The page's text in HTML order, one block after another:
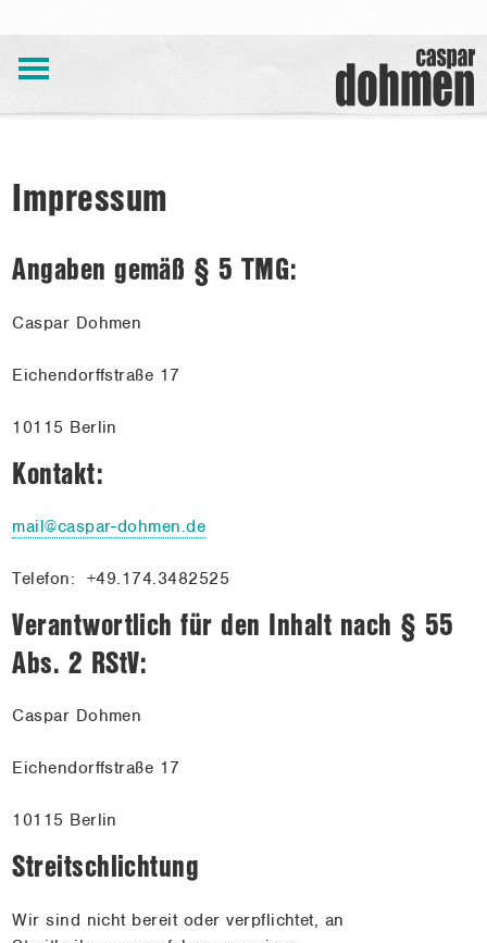
Aktuelles
Archiv
Bücher
Über
mich
Referenzen
Themen
Kontakt
Impressum
Angaben gemäß § 5 TMG:
Caspar Dohmen
Eichendorffstraße 17
10115 Berlin
Kontakt:
mail@caspar-dohmen.de
Telefon: +49.174.3482525
Verantwortlich für den Inhalt nach § 55
Abs. 2 RStV:
Caspar Dohmen
Eichendorffstraße 17
10115 Berlin
Streitschlichtung
Wir sind nicht bereit oder verpflichtet, an